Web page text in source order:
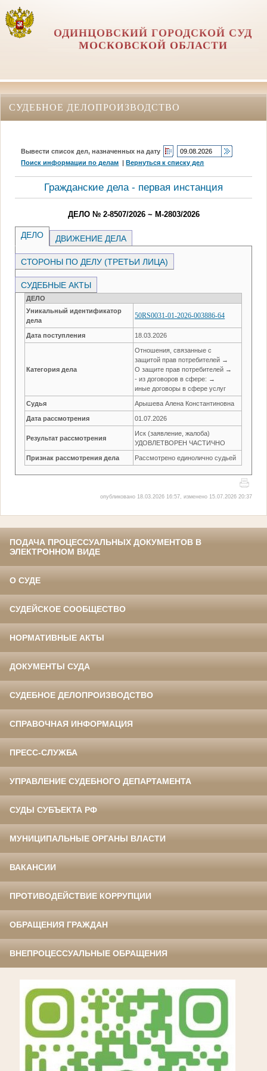
ОДИНЦОВСКИЙ ГОРОДСКОЙ СУД
МОСКОВСКОЙ ОБЛАСТИ
СУДЕБНОЕ ДЕЛОПРОИЗВОДСТВО
Вывести список дел, назначенных на дату
Поиск информации по делам |Вернуться к списку дел
Гражданские дела - первая инстанция
ДЕЛО № 2-8507/2026 ~ М-2803/2026
ДЕЛО ДВИЖЕНИЕ ДЕЛА
СТОРОНЫ ПО ДЕЛУ (ТРЕТЬИ ЛИЦА)
СУДЕБНЫЕ АКТЫ
ДЕЛО
Уникальный идентификатор
дела
50RS0031-01-2026-003886-64
Дата поступления 18.03.2026
Категория дела
Отношения, связанные с
защитой прав потребителей →
О защите прав потребителей →
- из договоров в сфере: →
иные договоры в сфере услуг
Судья Арышева Алена Константиновна
Дата рассмотрения 01.07.2026
Результат рассмотрения
Иск (заявление, жалоба)
УДОВЛЕТВОРЕН ЧАСТИЧНО
Признак рассмотрения дела Рассмотрено единолично судьей
опубликовано 18.03.2026 16:57, изменено 15.07.2026 20:37
ПОДАЧА ПРОЦЕССУАЛЬНЫХ ДОКУМЕНТОВ В
ЭЛЕКТРОННОМ ВИДЕ
О СУДЕ
СУДЕЙСКОЕ СООБЩЕСТВО
НОРМАТИВНЫЕ АКТЫ
ДОКУМЕНТЫ СУДА
СУДЕБНОЕ ДЕЛОПРОИЗВОДСТВО
СПРАВОЧНАЯ ИНФОРМАЦИЯ
ПРЕСС-СЛУЖБА
УПРАВЛЕНИЕ СУДЕБНОГО ДЕПАРТАМЕНТА
СУДЫ СУБЪЕКТА РФ
МУНИЦИПАЛЬНЫЕ ОРГАНЫ ВЛАСТИ
ВАКАНСИИ
ПРОТИВОДЕЙСТВИЕ КОРРУПЦИИ
ОБРАЩЕНИЯ ГРАЖДАН
ВНЕПРОЦЕССУАЛЬНЫЕ ОБРАЩЕНИЯ